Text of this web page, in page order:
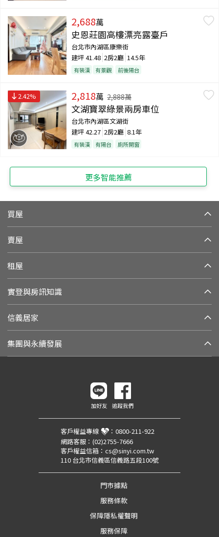
2,688萬
史恩莊園高樓漂亮露臺戶
台北市內湖區康樂街
建坪41.48 2房2廳 14.5年
有裝潢 有景觀 前後陽台
2.42% 2,818萬 2,888萬
文湖寶翠綠景兩房車位
台北市內湖區文湖街
建坪42.27 2房2廳 8.1年
有裝潢 有陽台 廁所開窗
更多智能推薦
買屋
賣屋
租屋
實登與房訊知識
信義居家
集團與永續發展
加好友 追蹤我們
客戶權益專線 ： 0800-211-922
網路客服： (02)2755-7666
客戶權益信箱： cs@sinyi.com.tw
110 台北市信義區信義路五段100號
門市據點
服務條款
保障隱私權聲明
服務保障